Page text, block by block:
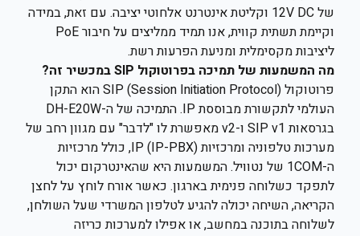
של 12V DC וקליטת אינטרנט אלחוטי יציבה. עם זאת, במידה
וקיימת תשתית קווית, אנו תמיד ממליצים על חיבור PoE
ליציבות מקסימלית ומניעת הפרעות רשת.
מה המשמעות של תמיכה בפרוטוקול SIP במכשיר זה?
פרוטוקול SIP (Session Initiation Protocol) הוא התקן
העולמי לתקשורת מבוססת IP. התמיכה של ה-DH-E20W
בגרסאות SIP v1 ו-v2 מאפשרת לו "לדבר" עם מגוון רחב של
מערכות טלפוניה ומרכזיות IP (IP-PBX), כולל מרכזיות
ה-1COM של נטוויל. המשמעות היא שהאינטרקום יכול
לתפקד כשלוחה פנימית בארגון. כאשר אורח לוחץ על לחצן
הקריאה, השיחה יכולה להגיע לטלפון המשרדי שעל השולחן,
לשלוחה בתוכנה במחשב, או אפילו למערכות כריזה